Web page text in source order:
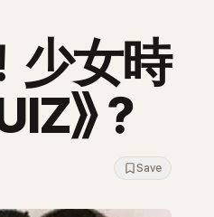
少女時
》？
Save